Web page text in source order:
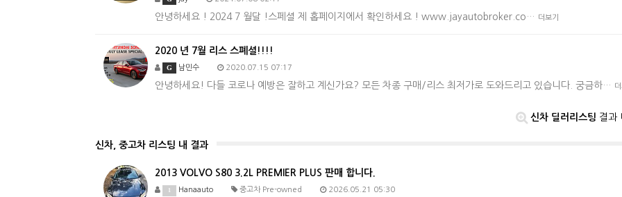
안녕하세요 ! 2024 7 월달 !스페셜 제 홉페이지에서 확인하세요 ! www.jayautobroker.co… 더보기
2020 년 7월 리스 스폐셜!!!!
G 남민수 2020.07.15 07:17
안녕하세요! 다들 코로나 예방은 잘하고 계신가요? 모든 차종 구매/리스 최저가로 도와드리고 있습니다. 궁금하… 더
신차 딜러리스팅 결과
신차, 중고차 리스팅 내 결과
2013 VOLVO S80 3.2L PREMIER PLUS 판매 합니다.
Hanaauto 중고차 Pre-owned 2026.05.21 05:30